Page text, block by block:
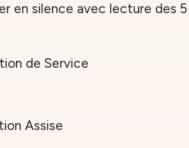
silence avec lecture des 5
de Service
Assise